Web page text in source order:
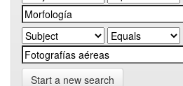
Start a new search